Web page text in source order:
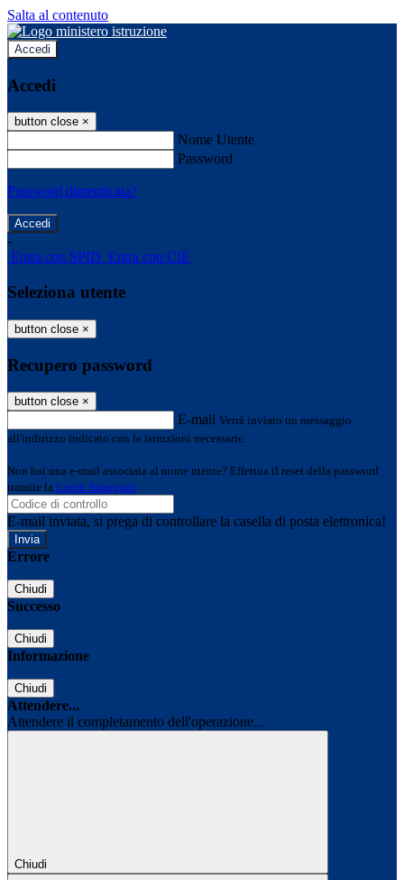
Salta al contenuto
Accedi
Accedi
button close ×
Nome Utente
Password
Password dimenticata?
-
Entra con SPID Entra con CIE
Seleziona utente
button close ×
Recupero password
button close ×
E-mail Verrà inviato un messaggio
all'indirizzo indicato con le istruzioni necessarie.
Non hai una e-mail associata al nome utente? Effettua il reset della password
tramite la Login Spaggiari
E-mail inviata, si prega di controllare la casella di posta elettronica!
Errore
Chiudi
Successo
Chiudi
Informazione
Chiudi
Attendere...
Attendere il completamento dell'operazione...
Chiudi